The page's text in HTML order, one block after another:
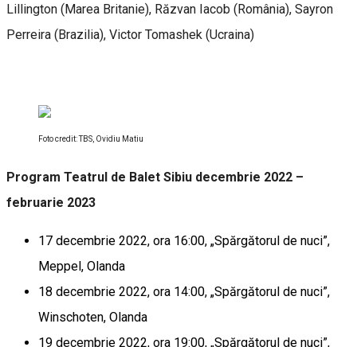
Lillington (Marea Britanie), Răzvan Iacob (România), Sayron
Perreira (Brazilia), Victor Tomashek (Ucraina)
Foto credit: TBS, Ovidiu Matiu
Program Teatrul de Balet Sibiu decembrie 2022 –
februarie 2023
17 decembrie 2022, ora 16:00, „Spărgătorul de nuci”,
Meppel, Olanda
18 decembrie 2022, ora 14:00, „Spărgătorul de nuci”,
Winschoten, Olanda
19 decembrie 2022, ora 19:00, „Spărgătorul de nuci”,